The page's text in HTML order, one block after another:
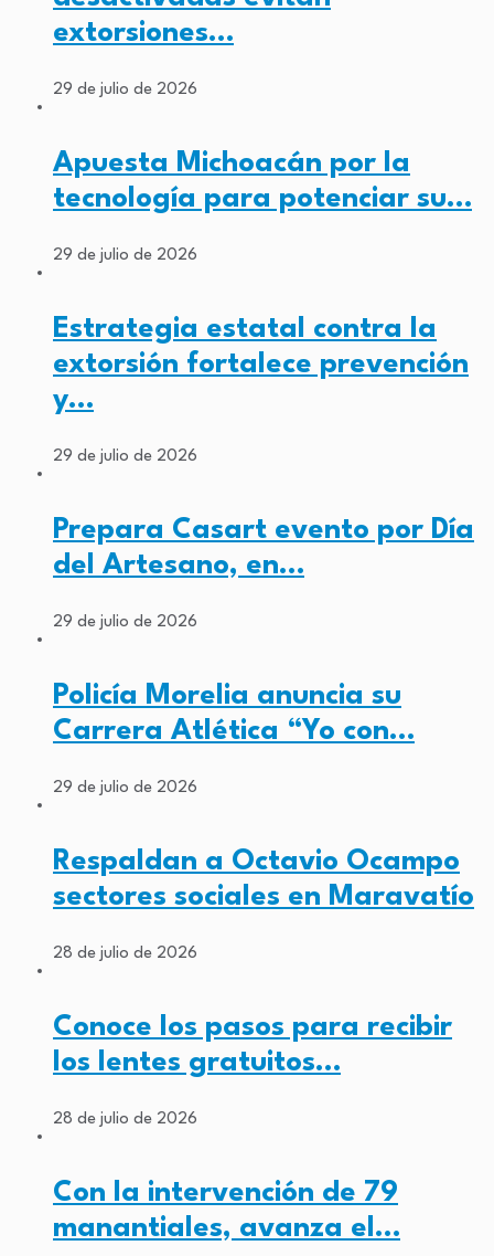
extorsiones…
29 de julio de 2026
Apuesta Michoacán por la
tecnología para potenciar su…
29 de julio de 2026
Estrategia estatal contra la
extorsión fortalece prevención
y…
29 de julio de 2026
Prepara Casart evento por Día
del Artesano, en…
29 de julio de 2026
Policía Morelia anuncia su
Carrera Atlética “Yo con…
29 de julio de 2026
Respaldan a Octavio Ocampo
sectores sociales en Maravatío
28 de julio de 2026
Conoce los pasos para recibir
los lentes gratuitos…
28 de julio de 2026
Con la intervención de 79
manantiales, avanza el…